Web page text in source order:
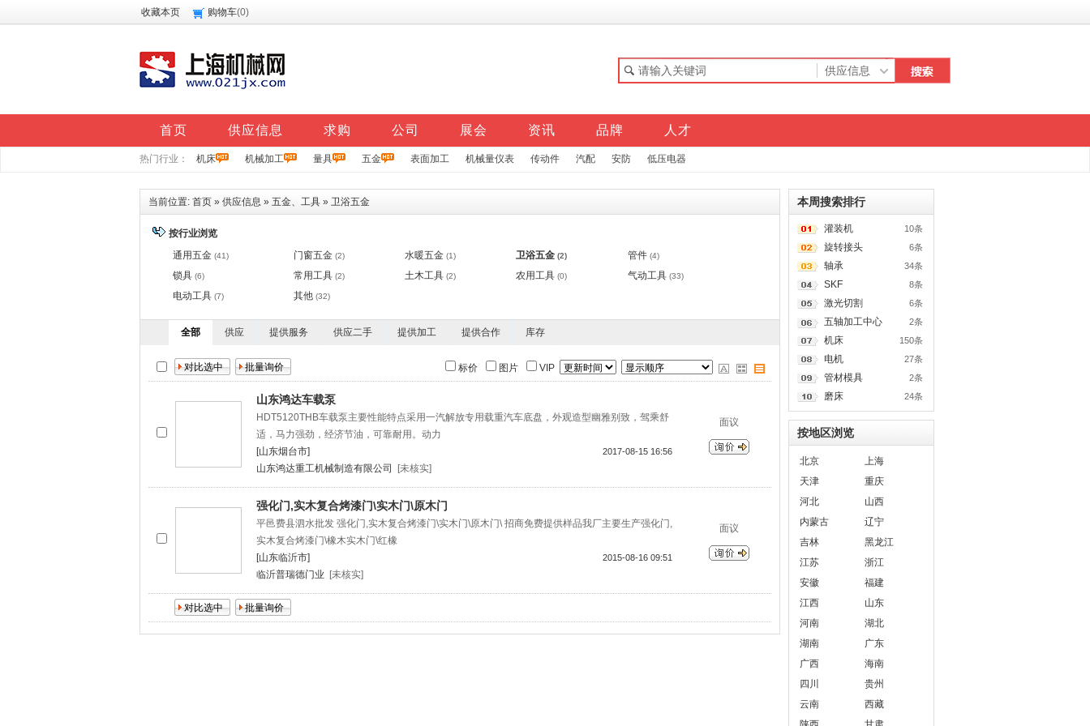
收藏本页 购物车(0)
首页 供应信息 求购 公司 展会 资讯 品牌 人才
热门行业： 机床 机械加工 量具 五金 表面加工 机械量仪表 传动件 汽配 安防 低压电器
当前位置: 首页 » 供应信息 » 五金、工具 » 卫浴五金
按行业浏览
通用五金 (41) 门窗五金 (2) 水暖五金 (1) 卫浴五金 (2) 管件 (4)
锁具 (6) 常用工具 (2) 土木工具 (2) 农用工具 (0) 气动工具 (33)
电动工具 (7) 其他 (32)
全部 供应 提供服务 供应二手 提供加工 提供合作 库存
标价 图片 VIP
山东鸿达车载泵
HDT5120THB车载泵主要性能特点采用一汽解放专用载重汽车底盘，外观造型幽雅别致，驾乘舒
适，马力强劲，经济节油，可靠耐用。动力
2017-08-15 16:56
[山东烟台市]
山东鸿达重工机械制造有限公司
[未核实]
面议
强化门,实木复合烤漆门\实木门\原木门
平邑费县泗水批发 强化门,实木复合烤漆门\实木门\原木门\ 招商免费提供样品我厂主要生产强化门,
实木复合烤漆门\橡木实木门\红橡
2015-08-16 09:51
[山东临沂市]
临沂普瑞德门业
[未核实]
面议
本周搜索排行
10条
灌装机
6条
旋转接头
34条
轴承
8条
SKF
6条
激光切割
2条
五轴加工中心
150条
机床
27条
电机
2条
管材模具
24条
磨床
按地区浏览
北京
上海
天津
重庆
河北
山西
内蒙古
辽宁
吉林
黑龙江
江苏
浙江
安徽
福建
江西
山东
河南
湖北
湖南
广东
广西
海南
四川
贵州
云南
西藏